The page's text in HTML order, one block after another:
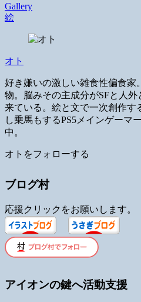
Gallery
絵
オト
好き嫌いの激しい雑食性偏食家
物。脳みその主成分がSFと人外
来ている。絵と文で一次創作す
し乗馬もするPS5メインゲーマ
中。
オトをフォローする
ブログ村
応援クリックをお願いします。
アイオンの鍵へ活動支援